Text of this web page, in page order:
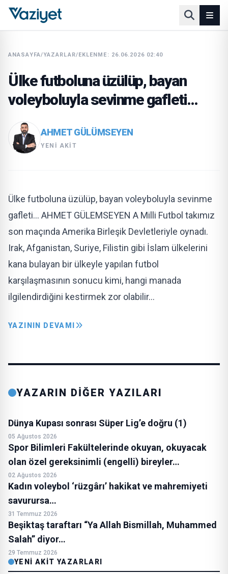
ANASAYFA/YAZARLAR/EKLENME: 26.06.2026 02:40
Ülke futboluna üzülüp, bayan
voleyboluyla sevinme gafleti…
AHMET GÜLÜMSEYEN
YENI AKIT
Ülke futboluna üzülüp, bayan voleyboluyla sevinme
gafleti… AHMET GÜLEMSEYEN A Milli Futbol takımız
son maçında Amerika Birleşik Devletleriyle oynadı.
Irak, Afganistan, Suriye, Filistin gibi İslam ülkelerini
kana bulayan bir ülkeyle yapılan futbol
karşılaşmasının sonucu kimi, hangi manada
ilgilendirdiğini kestirmek zor olabilir…
YAZININ DEVAMI
YAZARIN DİĞER YAZILARI
Dünya Kupası sonrası Süper Lig’e doğru (1)
05 Ağustos 2026
Spor Bilimleri Fakültelerinde okuyan, okuyacak
olan özel gereksinimli (engelli) bireyler…
02 Ağustos 2026
Kadın voleybol ‘rüzgârı’ hakikat ve mahremiyeti
savurursa…
31 Temmuz 2026
Beşiktaş taraftarı “Ya Allah Bismillah, Muhammed
Salah” diyor…
29 Temmuz 2026
YENI AKIT YAZARLARI